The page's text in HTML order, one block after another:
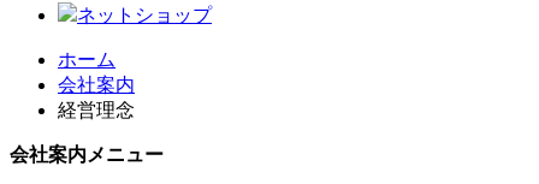
ネットショップ
ホーム
会社案内
経営理念
会社案内メニュー